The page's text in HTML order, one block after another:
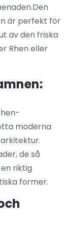
är perfekt för
av den friska
Rhen eller
moderna
de så
riktig
former.